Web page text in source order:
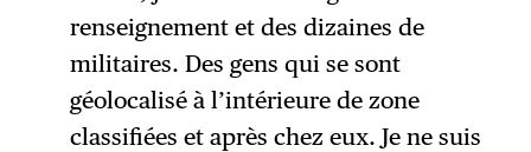
renseignement et des dizaines de
militaires. Des gens qui se sont
géolocalisé à l’intérieure de zone
classifiées et après chez eux. Je ne suis